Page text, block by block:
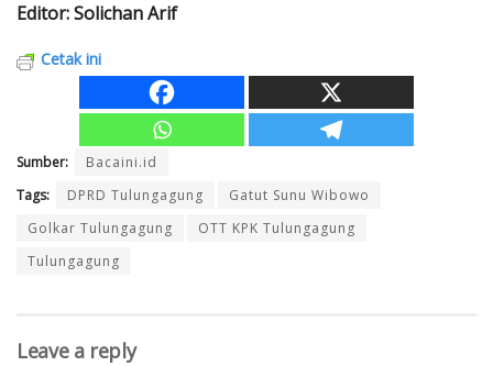
Editor: Solichan Arif
Cetak ini
Sumber:
Bacaini.id
Tags:
DPRD Tulungagung
Gatut Sunu Wibowo
Golkar Tulungagung
OTT KPK Tulungagung
Tulungagung
Leave a reply